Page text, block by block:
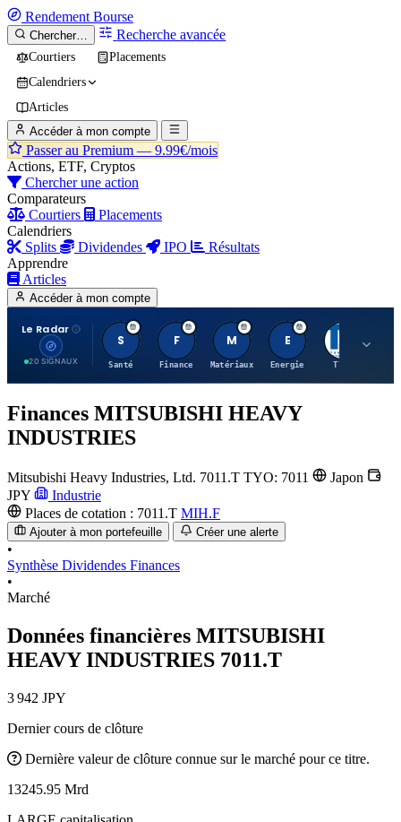
Rendement Bourse
Chercher… Recherche avancée
Courtiers
Placements
Calendriers
Articles
Accéder à mon compte
Passer au Premium — 9.99€/mois
Actions, ETF, Cryptos
Chercher une action
Comparateurs
Courtiers
Placements
Calendriers
Splits
Dividendes IPO
Résultats
Apprendre
Articles
Accéder à mon compte
Le Radar
20 SIGNAUX
S
Santé
F
Finance
M
Matériaux
E
Energie TTWO
Finances MITSUBISHI HEAVY
INDUSTRIES
Mitsubishi Heavy Industries, Ltd. 7011.T TYO: 7011
Japon
JPY
Industrie
Places de cotation : 7011.T MIH.F
Ajouter à mon portefeuille Créer une alerte
•
Synthèse Dividendes Finances
•
Marché
Données financières MITSUBISHI
HEAVY INDUSTRIES 7011.T
3 942 JPY
Dernier cours de clôture
Dernière valeur de clôture connue sur le marché pour ce titre.
13245.95 Mrd